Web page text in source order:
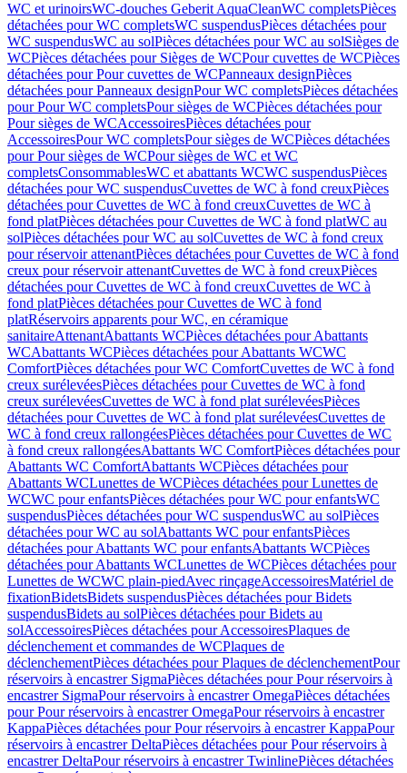
WC et urinoirsWC-douches Geberit AquaCleanWC completsPièces
détachées pour WC completsWC suspendusPièces détachées pour
WC suspendusWC au solPièces détachées pour WC au solSièges de
WCPièces détachées pour Sièges de WCPour cuvettes de WCPièces
détachées pour Pour cuvettes de WCPanneaux designPièces
détachées pour Panneaux designPour WC completsPièces détachées
pour Pour WC completsPour sièges de WCPièces détachées pour
Pour sièges de WCAccessoiresPièces détachées pour
AccessoiresPour WC completsPour sièges de WCPièces détachées
pour Pour sièges de WCPour sièges de WC et WC
completsConsommablesWC et abattants WCWC suspendusPièces
détachées pour WC suspendusCuvettes de WC à fond creuxPièces
détachées pour Cuvettes de WC à fond creuxCuvettes de WC à
fond platPièces détachées pour Cuvettes de WC à fond platWC au
solPièces détachées pour WC au solCuvettes de WC à fond creux
pour réservoir attenantPièces détachées pour Cuvettes de WC à fond
creux pour réservoir attenantCuvettes de WC à fond creuxPièces
détachées pour Cuvettes de WC à fond creuxCuvettes de WC à
fond platPièces détachées pour Cuvettes de WC à fond
platRéservoirs apparents pour WC, en céramique
sanitaireAttenantAbattants WCPièces détachées pour Abattants
WCAbattants WCPièces détachées pour Abattants WCWC
ComfortPièces détachées pour WC ComfortCuvettes de WC à fond
creux surélevéesPièces détachées pour Cuvettes de WC à fond
creux surélevéesCuvettes de WC à fond plat surélevéesPièces
détachées pour Cuvettes de WC à fond plat surélevéesCuvettes de
WC à fond creux rallongéesPièces détachées pour Cuvettes de WC
à fond creux rallongéesAbattants WC ComfortPièces détachées pour
Abattants WC ComfortAbattants WCPièces détachées pour
Abattants WCLunettes de WCPièces détachées pour Lunettes de
WCWC pour enfantsPièces détachées pour WC pour enfantsWC
suspendusPièces détachées pour WC suspendusWC au solPièces
détachées pour WC au solAbattants WC pour enfantsPièces
détachées pour Abattants WC pour enfantsAbattants WCPièces
détachées pour Abattants WCLunettes de WCPièces détachées pour
Lunettes de WCWC plain-piedAvec rinçageAccessoiresMatériel de
fixationBidetsBidets suspendusPièces détachées pour Bidets
suspendusBidets au solPièces détachées pour Bidets au
solAccessoiresPièces détachées pour AccessoiresPlaques de
déclenchement et commandes de WCPlaques de
déclenchementPièces détachées pour Plaques de déclenchementPour
réservoirs à encastrer SigmaPièces détachées pour Pour réservoirs à
encastrer SigmaPour réservoirs à encastrer OmegaPièces détachées
pour Pour réservoirs à encastrer OmegaPour réservoirs à encastrer
KappaPièces détachées pour Pour réservoirs à encastrer KappaPour
réservoirs à encastrer DeltaPièces détachées pour Pour réservoirs à
encastrer DeltaPour réservoirs à encastrer TwinlinePièces détachées